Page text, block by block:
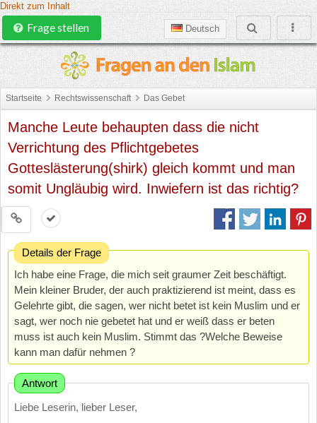
Direkt zum Inhalt
Deutsch
Frage stellen
Startseite Rechtswissenschaft Das Gebet
Manche Leute behaupten dass die nicht
Verrichtung des Pflichtgebetes
Gotteslästerung(shirk) gleich kommt und man
somit Ungläubig wird. Inwiefern ist das richtig?
Details der Frage
Ich habe eine Frage, die mich seit graumer Zeit beschäftigt.
Mein kleiner Bruder, der auch praktizierend ist meint, dass es
Gelehrte gibt, die sagen, wer nicht betet ist kein Muslim und er
sagt, wer noch nie gebetet hat und er weiß dass er beten
muss ist auch kein Muslim. Stimmt das ?Welche Beweise
kann man dafür nehmen ?
Antwort
Liebe Leserin, lieber Leser,